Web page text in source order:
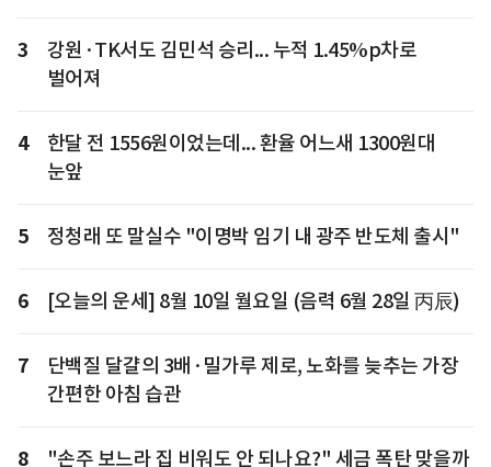
3
강원·TK서도 김민석 승리... 누적 1.45%p차로
벌어져
4
한달 전 1556원이었는데... 환율 어느새 1300원대
눈앞
5 정청래 또 말실수 "이명박 임기 내 광주 반도체 출시"
6 [오늘의 운세] 8월 10일 월요일 (음력 6월 28일 丙辰)
7
단백질 달걀의 3배·밀가루 제로, 노화를 늦추는 가장
간편한 아침 습관
8
"손주 보느라 집 비워도 안 되나요?" 세금 폭탄 맞을까